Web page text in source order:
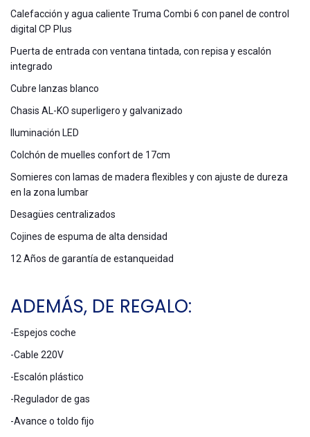
Calefacción y agua caliente Truma Combi 6 con panel de control
digital CP Plus
Puerta de entrada con ventana tintada, con repisa y escalón
integrado
Cubre lanzas blanco
Chasis AL-KO superligero y galvanizado
Iluminación LED
Colchón de muelles confort de 17cm
Somieres con lamas de madera flexibles y con ajuste de dureza
en la zona lumbar
Desagües centralizados
Cojines de espuma de alta densidad
12 Años de garantía de estanqueidad
ADEMÁS, DE REGALO:
-Espejos coche
-Cable 220V
-Escalón plástico
-Regulador de gas
-Avance o toldo fijo